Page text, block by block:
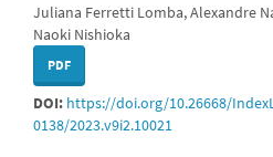
Juliana Ferretti Lomba, Alexandre
Naoki Nishioka
PDF
DOI: https://doi.org/10.26668/
0138/2023.v9i2.10021